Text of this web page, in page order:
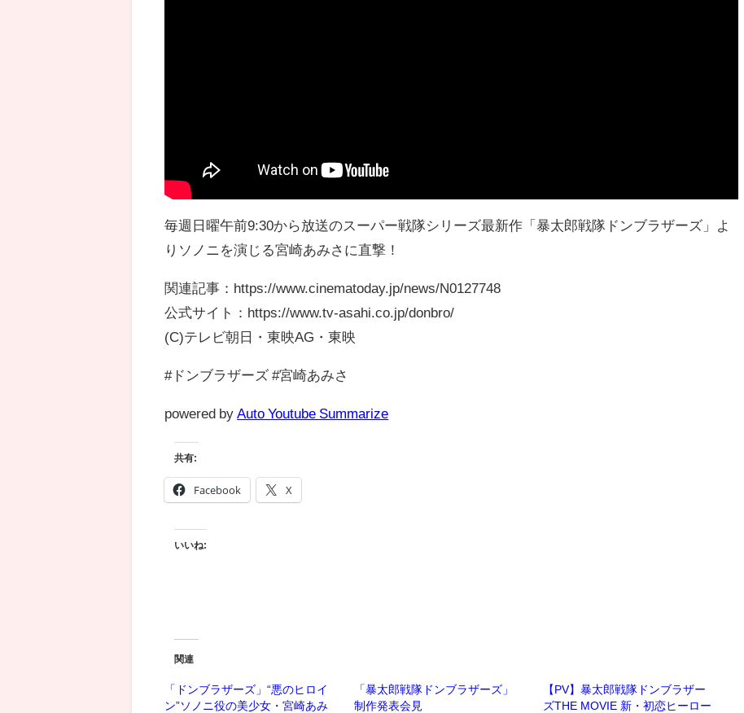
毎週日曜午前9:30から放送のスーパー戦隊シリーズ最新作「暴太郎戦隊ドンブラザーズ」よ
りソノニを演じる宮崎あみさに直撃！
関連記事：https://www.cinematoday.jp/news/N0127748
公式サイト：https://www.tv-asahi.co.jp/donbro/
(C)テレビ朝日・東映AG・東映
#ドンブラザーズ #宮崎あみさ
powered by Auto Youtube Summarize
共有:
Facebook X
いいね:
関連
「ドンブラザーズ」“悪のヒロイ
ン”ソノニ役の美少女・宮崎あみ
「暴太郎戦隊ドンブラザーズ」
制作発表会見
【PV】暴太郎戦隊ドンブラザー
ズTHE MOVIE 新・初恋ヒーロー